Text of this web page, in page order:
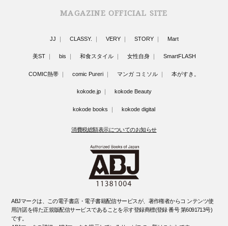
MAGAZINE OFFICIAL SITE
JJ CLASSY. VERY STORY Mart
美ST bis 和食スタイル 女性自身 SmartFLASH
COMIC熱帯 comic Pureri マンガ コミソル 本がすき。
kokode.jp kokode Beauty
kokode books kokode digital
消費税総額表示についてのお知らせ
ABJマークは、この電子書店・電子書籍配信サービスが、著作権者からコ ンテンツ使
用許諾を得た正規版配信サービスであることを示す登録商標(登録 番号 第6091713号)
です。